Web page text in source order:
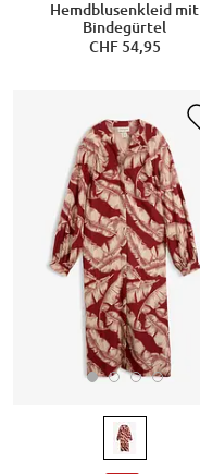
Hemdblusenkleid mit
Bindegürtel
CHF 54,95